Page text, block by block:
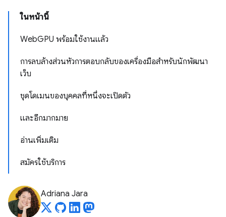
ในหน้านี้
WebGPU พร้อมใช้งานแล้ว
การลบล้างส่วนหัวการตอบกลับของเครื่องมือสำหรับนักพัฒนา
เว็บ
ชุดโดเมนของบุคคลที่หนึ่งจะเปิดตัว
และอีกมากมาย
อ่านเพิ่มเติม
สมัครใช้บริการ
Adriana Jara